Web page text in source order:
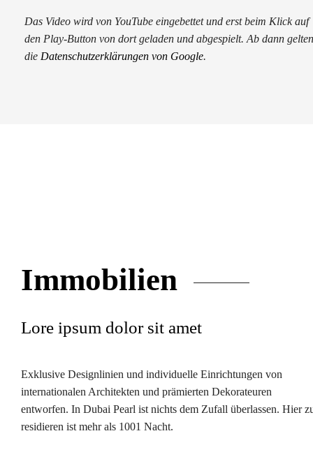
Das Video wird von YouTube eingebettet und erst beim Klick auf
den Play-Button von dort geladen und abgespielt. Ab dann gelten
die Datenschutzerklärungen von Google.
Immobilien
Lore ipsum dolor sit amet​
Exklusive Designlinien und individuelle Einrichtungen von
internationalen Architekten und prämierten Dekorateuren
entworfen. In Dubai Pearl ist nichts dem Zufall überlassen. Hier
residieren ist mehr als 1001 Nacht.